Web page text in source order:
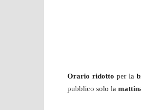
Orario ridotto per la
pubblico solo la